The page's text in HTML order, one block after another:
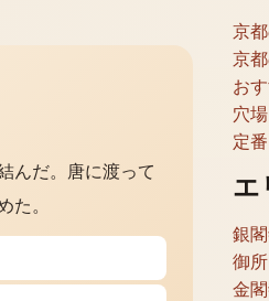
んだ。唐に渡って
た。
京
京
お
穴
定
エ
銀
御
金